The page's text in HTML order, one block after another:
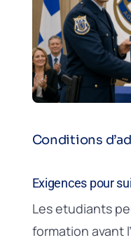
Conditions
Exigences pour
Les etudiants
formation avant